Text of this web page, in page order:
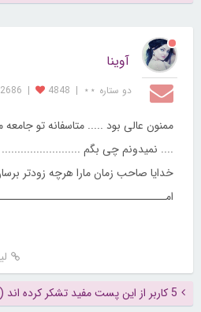
آوینا
دو ستاره ⋆⋆ |
4848
| 2686 پست
ممنون عالی بود ..... متاسفانه تو
.... نمیدونم چی بگم .........................
خدایا صاحب زمان مارا هرچه زودتر
5 کاربر از این پست مفید تشکر کرده اند (نمایش سپاس ها)